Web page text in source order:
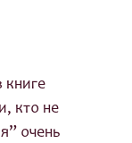
книге
кто не
очень